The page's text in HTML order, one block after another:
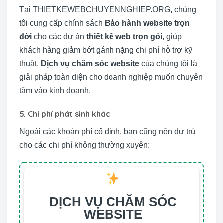
Tại THIETKEWEBCHUYENNGHIEP.ORG, chúng
tôi cung cấp chính sách Bảo hành website trọn
đời cho các dự án thiết kế web trọn gói, giúp
khách hàng giảm bớt gánh nặng chi phí hỗ trợ kỹ
thuật. Dịch vụ chăm sóc website của chúng tôi là
giải pháp toàn diện cho doanh nghiệp muốn chuyên
tâm vào kinh doanh.
5. Chi phí phát sinh khác
Ngoài các khoản phí cố định, bạn cũng nên dự trù
cho các chi phí không thường xuyên:
DỊCH VỤ CHĂM SÓC
WEBSITE